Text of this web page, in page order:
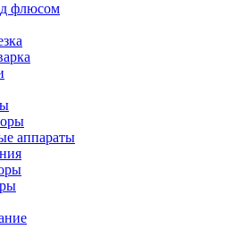
флюсом
аппараты